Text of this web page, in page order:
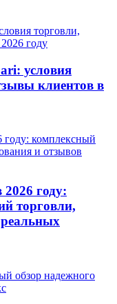
условия
клиентов в
году:
торговли,